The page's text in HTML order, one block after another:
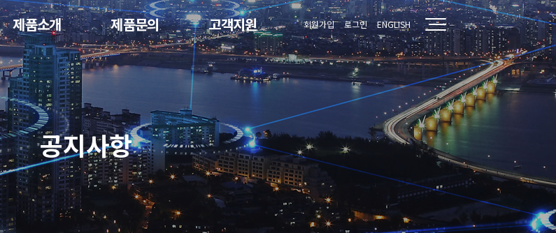
제품소개 제품문의 고객지원 회원가입 로그인 ENGLISH
공지사항